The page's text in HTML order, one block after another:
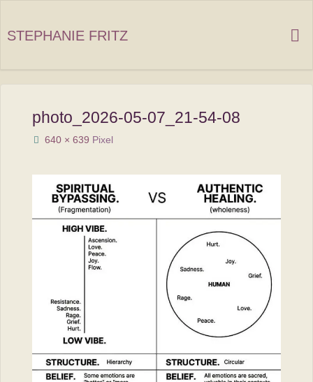
springen
STEPHANIE FRITZ
photo_2026-05-07_21-54-08
Originalgröße
640 × 639 Pixel